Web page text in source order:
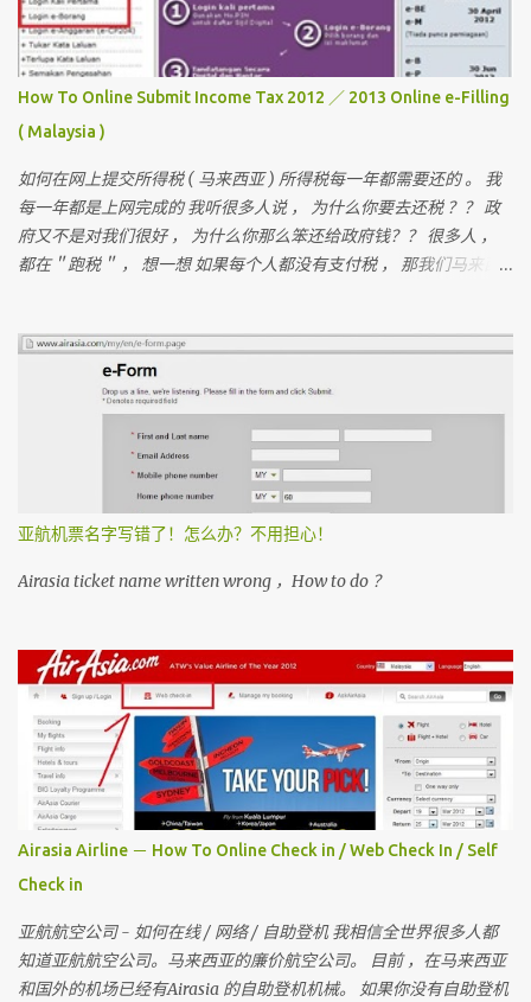
How To Online Submit Income Tax 2012 ／ 2013 Online e-Filling
( Malaysia )
如何在网上提交所得税 ( 马来西亚 ) 所得税每一年都需要还的 。 我
每一年都是上网完成的 我听很多人说 ， 为什么你要去还税 ？？ 政
府又不是对我们很好 ， 为什么你那么笨还给政府钱？？ 很多人 ，
都在＂跑税＂ ， 想一想 如果每个人都没有支付税 ， 那我们马来西
亚航机票名字写错了！怎么办？不用担心！
Airasia ticket name written wrong ，How to do ？
Airasia Airline － How To Online Check in / Web Check In / Self
Check in
亚航航空公司 - 如何在线 / 网络 / 自助登机 我相信全世界很多人都
知道亚航航空公司。马来西亚的廉价航空公司。 目前 ，在马来西亚
和国外的机场已经有Airasia 的自助登机机械。 如果你没有自助登机